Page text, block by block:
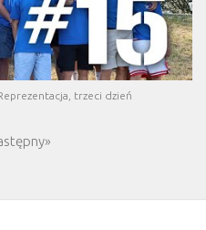
trzeci dzień
»